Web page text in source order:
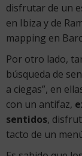
disfrutar de un
en Ibiza y de
mapping en
Por otro lado,
búsqueda de
a ciegas”, en
con un antifaz,
sentidos,
tacto de un